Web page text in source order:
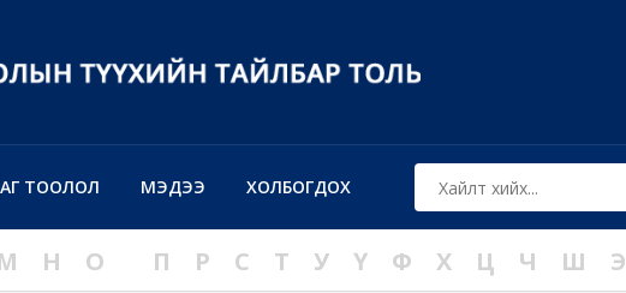
ТООЛОЛ МЭДЭЭ ХОЛБОГДОХ
Н О П Р С Т У Ү Ф Х Ц Ч Ш Э